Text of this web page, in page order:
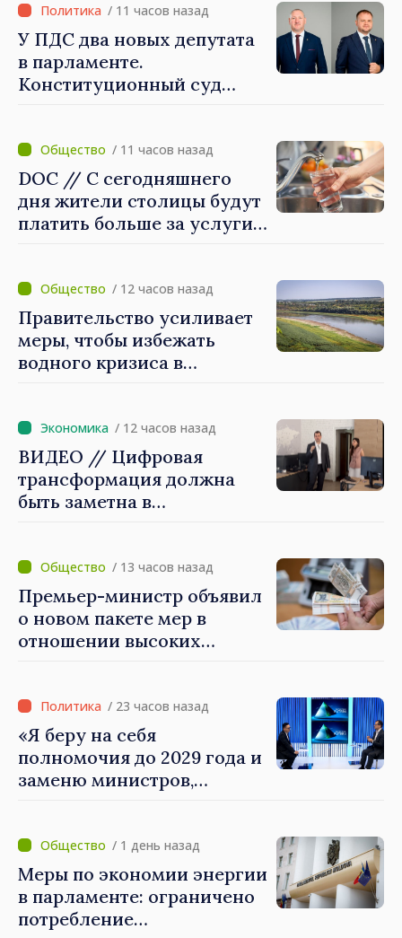
Северной Ирландии Ферн
Хорин
/ 11 часов назад
У ПДС два новых депутата
в парламенте.
Конституционный суд
/ 11 часов назад
DOC // С сегодняшнего
дня жители столицы будут
платить больше за услуги
/ 12 часов назад
Правительство усиливает
меры, чтобы избежать
водного кризиса в
/ 12 часов назад
ВИДЕО // Цифровая
трансформация должна
быть заметна в
экономики: премьер-
министр Василе Тофан
посетил Агентство
электронного управления
/ 13 часов назад
Премьер-министр объявил
о новом пакете мер в
отношении высоких
/ 23 часов назад
«Я беру на себя
полномочия до 2029 года и
заменю министров,
премьер-министр Василе
Тофан
/ 1 день назад
Меры по экономии энергии
в парламенте: ограничено
потребление